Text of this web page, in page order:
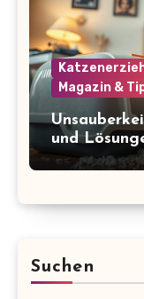
Magazin &
und
Suchen